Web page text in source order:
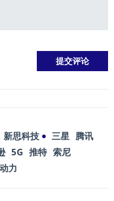
新思科技 三星 腾讯
5G 推特 索尼
力